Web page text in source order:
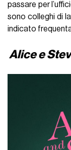
passare per
sono colleghi di
indicato
Alice e